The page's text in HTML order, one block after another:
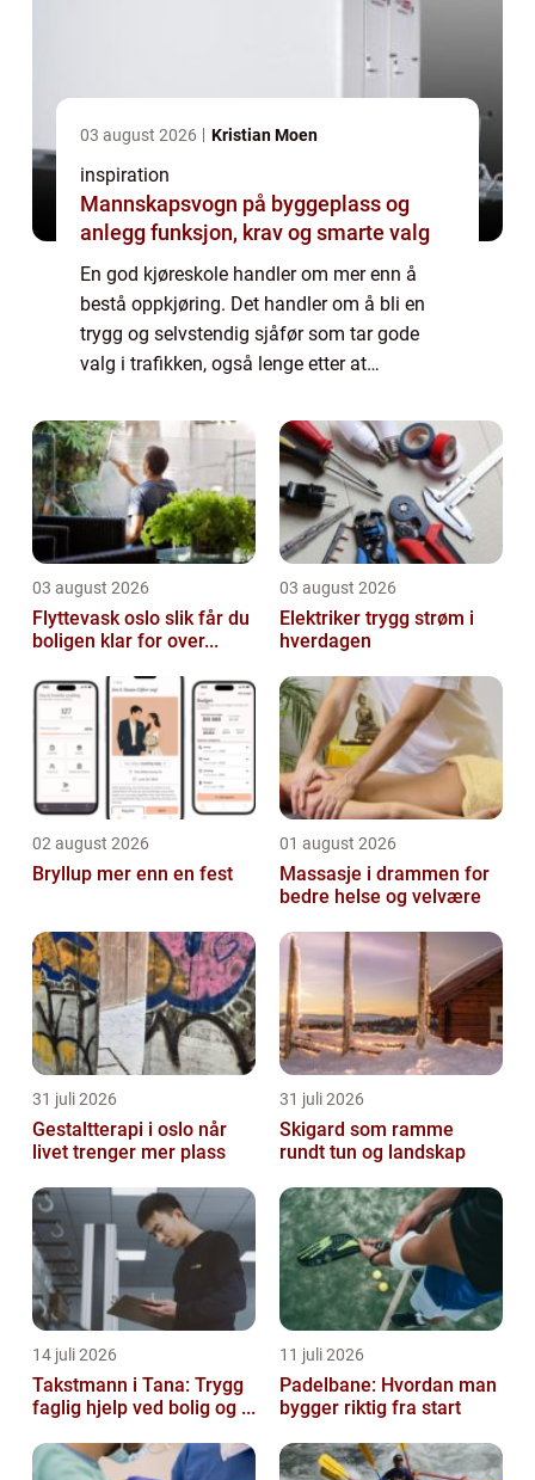
03 august 2026 Kristian Moen
inspiration
Mannskapsvogn på byggeplass og
anlegg funksjon, krav og smarte valg
En god kjøreskole handler om mer enn å
bestå oppkjøring. Det handler om å bli en
trygg og selvstendig sjåfør som tar gode
valg i trafikken, også lenge etter at
det flere alternativer for deg som vil ta lap...
03 august 2026
Flyttevask oslo slik får du
boligen klar for over...
03 august 2026
Elektriker trygg strøm i
hverdagen
02 august 2026
Bryllup mer enn en fest
01 august 2026
Massasje i drammen for
bedre helse og velvære
31 juli 2026
Gestaltterapi i oslo når
livet trenger mer plass
31 juli 2026
Skigard som ramme
rundt tun og landskap
14 juli 2026
Takstmann i Tana: Trygg
faglig hjelp ved bolig og ...
11 juli 2026
Padelbane: Hvordan man
bygger riktig fra start